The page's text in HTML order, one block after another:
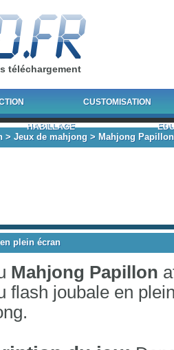
téléchargement
CUSTOMISATION
HABILLAGE
> Jeux de mahjong > Mahjong Papillon
plein écran
Mahjong Papillon
flash joubale en
.